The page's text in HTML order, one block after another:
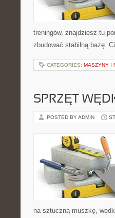
treningów, znajdziesz tu
zbudować stabilną bazę.
CATEGORIES: MASZYNY I
SPRZĘT
POSTED BY ADMIN
na sztuczną muszkę,